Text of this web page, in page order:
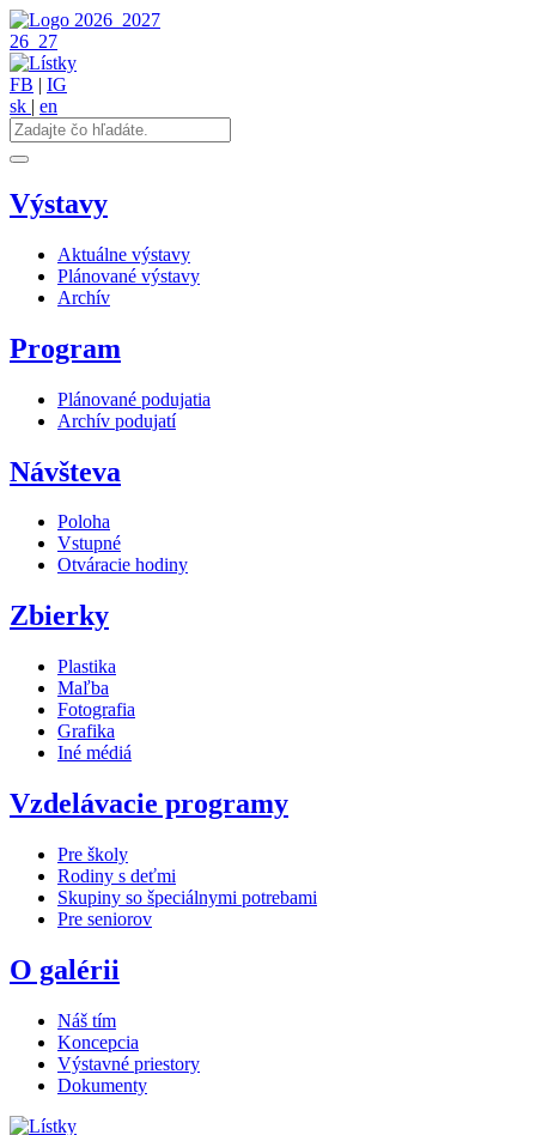
2026 2027
26 27
FB | IG
sk | en
Výstavy
Aktuálne výstavy
Plánované výstavy
Archív
Program
Plánované podujatia
Archív podujatí
Návšteva
Poloha
Vstupné
Otváracie hodiny
Zbierky
Plastika
Maľba
Fotografia
Grafika
Iné médiá
Vzdelávacie programy
Pre školy
Rodiny s deťmi
Skupiny so špeciálnymi potrebami
Pre seniorov
O galérii
Náš tím
Koncepcia
Výstavné priestory
Dokumenty